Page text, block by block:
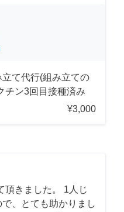
立て代行(組み立ての
チン3回目接種済み
¥3,000
頂きました。 1人じ
、とても助かりまし